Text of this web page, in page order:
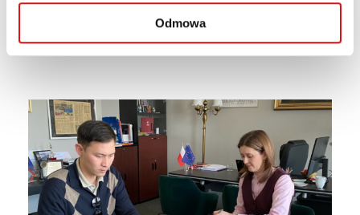
Odmowa